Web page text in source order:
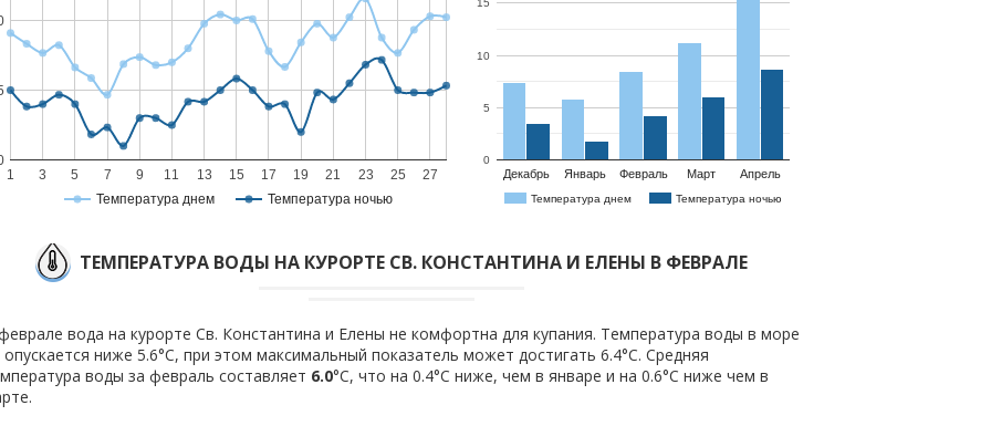
Температура днем Температура ночью
1 3 5 7 9 11 13 15 17 19 21 23 25 27
Температура днем Температура ночью
Декабрь Январь Февраль Март Апрель
0
5
10
15
ТЕМПЕРАТУРА ВОДЫ НА КУРОРТЕ СВ. КОНСТАНТИНА И ЕЛЕНЫ В ФЕВРАЛЕ
вода на курорте Св. Константина и Елены не комфортна для купания. Температура воды в море
опускается ниже 5.6°C, при этом максимальный показатель может достигать 6.4°C. Средняя
воды за февраль составляет 6.0°C, что на 0.4°C ниже, чем в январе и на 0.6°C ниже чем в